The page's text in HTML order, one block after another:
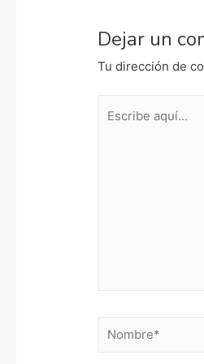
Dejar un
Tu dirección de
Nombre*